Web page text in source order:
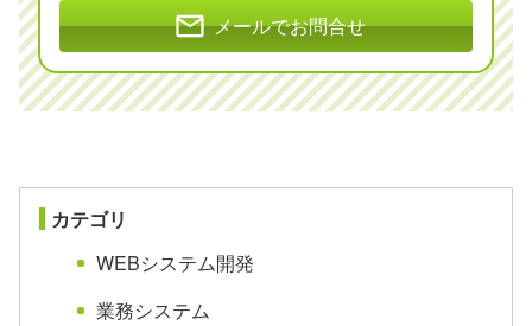
mail メールでお問合せ
カテゴリ
WEBシステム開発
業務システム